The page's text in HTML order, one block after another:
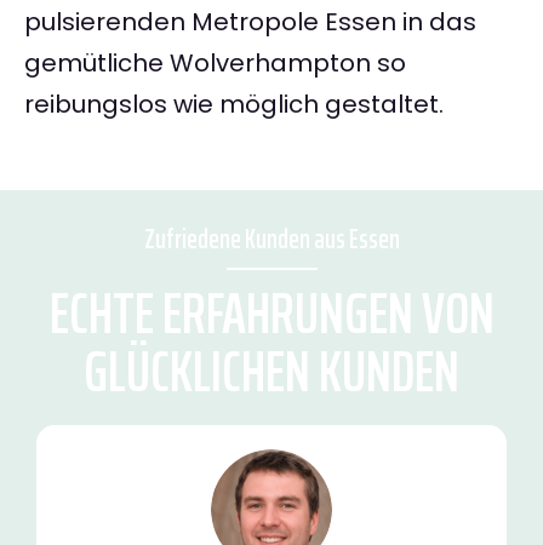
pulsierenden Metropole Essen in das
gemütliche Wolverhampton so
reibungslos wie möglich gestaltet.
Zufriedene Kunden aus Essen
ECHTE ERFAHRUNGEN VON
GLÜCKLICHEN KUNDEN